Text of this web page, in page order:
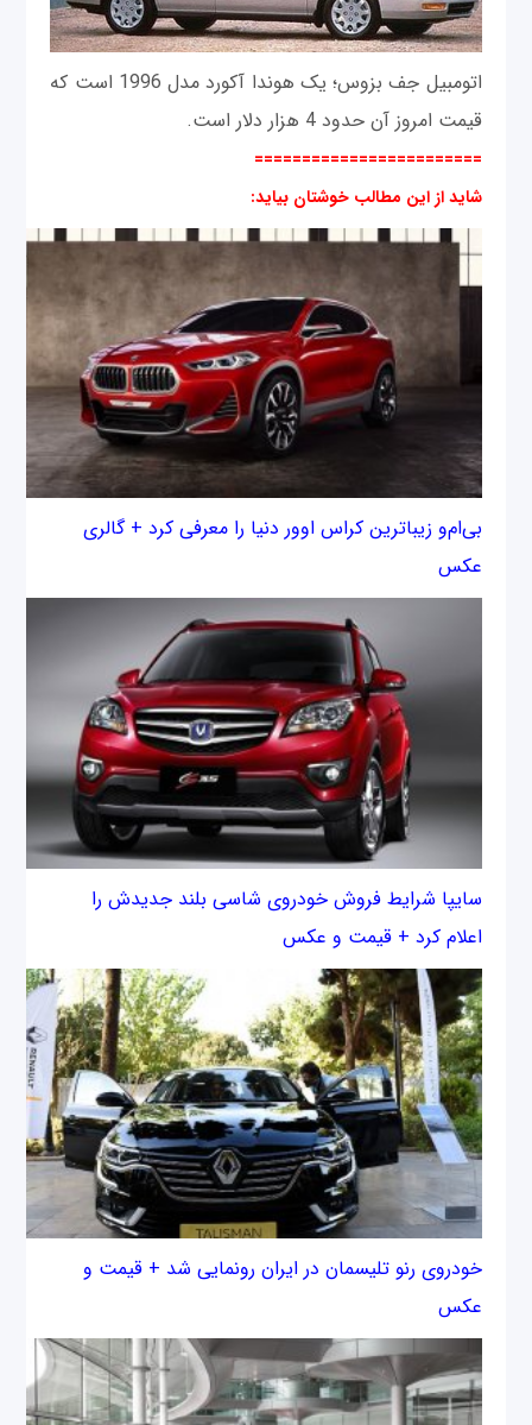
اتومبیل جف بزوس؛ یک هوندا آکورد مدل 1996 است که
قیمت امروز آن حدود 4 هزار دلار است.
========================
شاید از این مطالب خوشتان بیاید:
بی‌ام‌و زیباترین کراس اوور دنیا را معرفی کرد + گالری
عکس
سایپا شرایط فروش خودروی شاسی بلند جدیدش را
اعلام کرد + قیمت و عکس
خودروی رنو تلیسمان در ایران رونمایی شد + قیمت و
عکس